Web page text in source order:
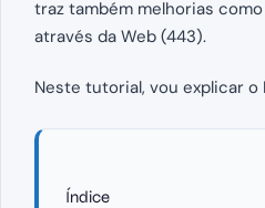
traz também melhorias
através da Web (443).
Neste tutorial, vou explicar o
Índice